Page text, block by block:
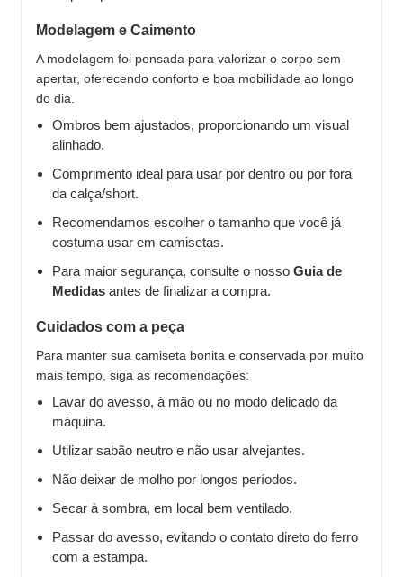
Modelagem e Caimento
A modelagem foi pensada para valorizar o corpo sem
apertar, oferecendo conforto e boa mobilidade ao longo
do dia.
Ombros bem ajustados, proporcionando um visual
alinhado.
Comprimento ideal para usar por dentro ou por fora
da calça/short.
Recomendamos escolher o tamanho que você já
costuma usar em camisetas.
Para maior segurança, consulte o nosso Guia de
Medidas antes de finalizar a compra.
Cuidados com a peça
Para manter sua camiseta bonita e conservada por muito
mais tempo, siga as recomendações:
Lavar do avesso, à mão ou no modo delicado da
máquina.
Utilizar sabão neutro e não usar alvejantes.
Não deixar de molho por longos períodos.
Secar à sombra, em local bem ventilado.
Passar do avesso, evitando o contato direto do ferro
com a estampa.